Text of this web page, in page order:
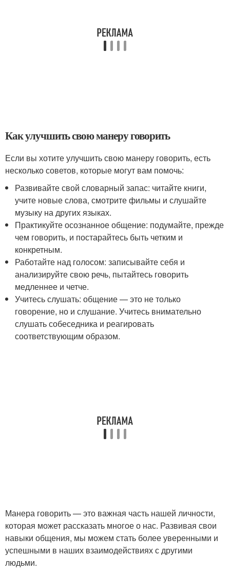
Как улучшить свою манеру говорить
Если вы хотите улучшить свою манеру говорить, есть
несколько советов, которые могут вам помочь:
Развивайте свой словарный запас: читайте книги,
учите новые слова, смотрите фильмы и слушайте
музыку на других языках.
Практикуйте осознанное общение: подумайте, прежде
чем говорить, и постарайтесь быть четким и
конкретным.
Работайте над голосом: записывайте себя и
анализируйте свою речь, пытайтесь говорить
медленнее и четче.
Учитесь слушать: общение — это не только
говорение, но и слушание. Учитесь внимательно
слушать собеседника и реагировать
соответствующим образом.
Манера говорить — это важная часть нашей личности,
которая может рассказать многое о нас. Развивая свои
навыки общения, мы можем стать более уверенными и
успешными в наших взаимодействиях с другими
людьми.